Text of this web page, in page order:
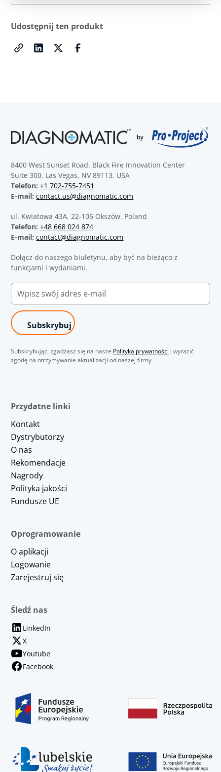
Udostępnij ten produkt
8400 West Sunset Road, Black Fire Innovation Center
Suite 300, Las Vegas, NV 89113, USA
Telefon: +1 702-755-7451
E-mail: contact.us@diagnomatic.com
ul. Kwiatowa 43A, 22-105 Okszów, Poland
Telefon: +48 668 024 874
E-mail: contact@diagnomatic.com
Dołącz do naszego biuletynu, aby być na bieżąco z
funkcjami i wydaniami.
Subskrybując, zgadzasz się na nasze Polityka prywatności i wyrazić
zgodę na otrzymywanie aktualizacji od naszej firmy.
Przydatne linki
Kontakt
Dystrybutorzy
O nas
Rekomendacje
Nagrody
Polityka jakości
Fundusze UE
Oprogramowanie
O aplikacji
Logowanie
Zarejestruj się
Śledź nas
LinkedIn
X
Youtube
Facebook